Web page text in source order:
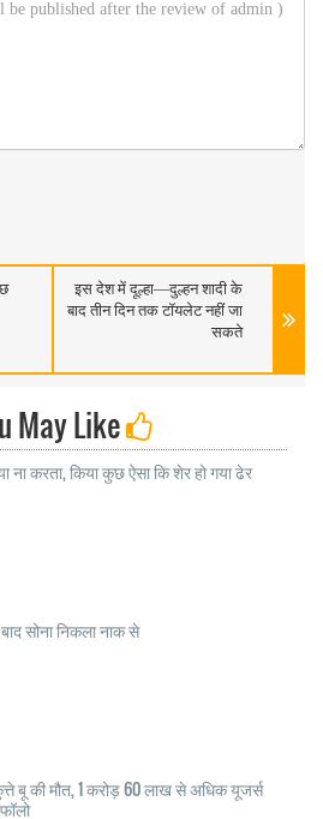
इस देश में दूल्हा—दुल्हन शादी के
बाद तीन दिन तक टॉयलेट नहीं जा
सकते
May Like
ना करता, किया कुछ ऐसा कि शेर हो गया ढेर
सोना निकला नाक से
बू की मौत, 1 करोड़ 60 लाख से अधिक यूजर्स